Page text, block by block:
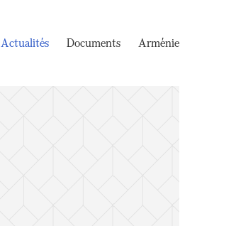
Actualités Documents Arménie